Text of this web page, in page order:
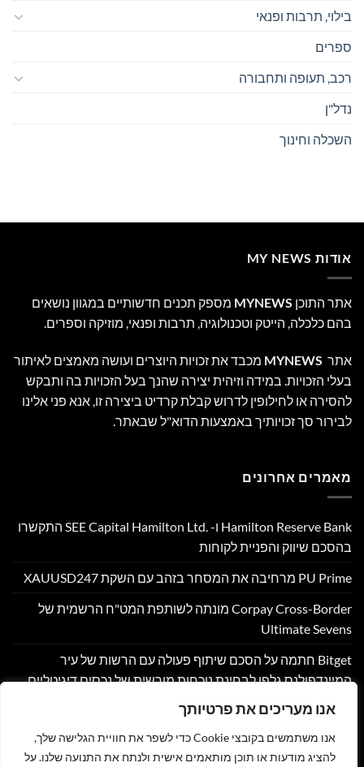
אנו מעריכים את פרטיותך
אנו משתמשים בקובצי Cookie כדי לשפר את חוויית הגלישה שלך,
להציג מודעות או תוכן מותאמים אישית ולנתח את התנועה שלנו. על
בילוי, תרבות ופנאי
ספרים
רכב, תעופה ותחבורה
נדל"ן
השכלה וחינוך
אודות MY NEWS
אתר התוכן MYNEWS מספק תכנים חדשותיים במגוון נושאים
בהם כלכלה, הייטק וטכנולוגיה, תרבות ופנאי, מוזיקה וספרים.
אתר MYNEWS מכבד את זכויות היוצרים ועושה מאמצים לאיתור
בעלי הזכויות. במידה וזיהית יצירה שהנך בעל הזכויות בה ותבקש
להסירה או לחילופין לדרוש קבלת קרדיט ביצירה זו, אנא פני אלינו
לבירור סך זכויותיך באמצעות הדוא"ל שבאתר.
מאמרים אחרונים
Hamilton Reserve Bank ו- SEE Capital Hamilton Ltd.‎ התקשרו
בהסכם שיווק והפניית לקוחות
PU Prime מרחיבה את המסחר בזהב עם השקת XAUUSD247
Corpay Cross-Border מונתה לשותפת המט"ח הרשמית של
Ultimate Sevens
Bitget חתמה על הסכם שיתוף פעולה עם הרשות של עיר
המיינדפולנס גלפו לבחינת נוכחות מורשית של נכסים דיגיטליים
Nyxoah מדווחת על תוצאות פיננסיות ותפעוליות ברבעון השני
ובמחצית הראשונה של 2026